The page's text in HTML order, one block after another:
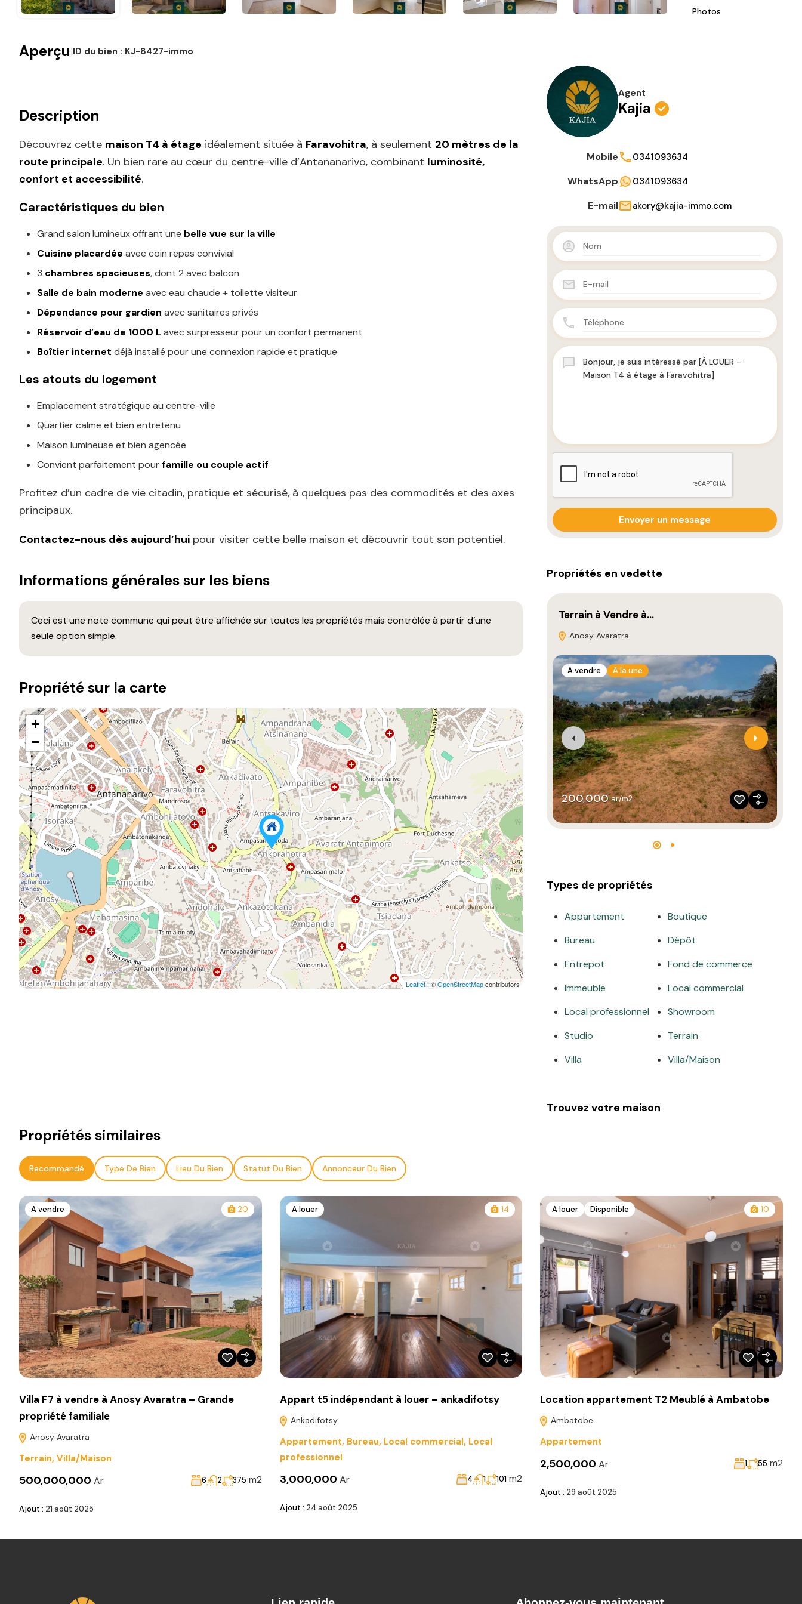
Photos
Aperçu ID du bien : KJ-8427-immo
Description
Découvrez cette maison T4 à étage idéalement située à Faravohitra, à seulement 20 mètres de la
route principale. Un bien rare au cœur du centre-ville d’Antananarivo, combinant luminosité,
confort et accessibilité.
Caractéristiques du bien
Grand salon lumineux offrant une belle vue sur la ville
Cuisine placardée avec coin repas convivial
3 chambres spacieuses, dont 2 avec balcon
Salle de bain moderne avec eau chaude + toilette visiteur
Dépendance pour gardien avec sanitaires privés
Réservoir d’eau de 1000 L avec surpresseur pour un confort permanent
Boîtier internet déjà installé pour une connexion rapide et pratique
Les atouts du logement
Emplacement stratégique au centre-ville
Quartier calme et bien entretenu
Maison lumineuse et bien agencée
Convient parfaitement pourfamille ou couple actif
Profitez d’un cadre de vie citadin, pratique et sécurisé, à quelques pas des commodités et des axes
principaux.
Contactez-nous dès aujourd’hui pour visiter cette belle maison et découvrir tout son potentiel.
Informations générales sur les biens
Ceci est une note commune qui peut être affichée sur toutes les propriétés mais contrôlée à partir d’une
seule option simple.
Propriété sur la carte
+
−
Leaflet| ©OpenStreetMapcontributors
Agent
Kajia
Mobile 0341093634
WhatsApp 0341093634
E-mail akory@kajia-immo.com
Envoyer un message
Propriétés en vedette
Terrain à Vendre à…
Anosy Avaratra
A vendre A la une
200,000 ar/m2
Types de propriétés
Appartement
Boutique
Bureau
Dépôt
Entrepot
Fond de commerce
Immeuble
Local commercial
Local professionnel
Showroom
Studio
Terrain
Villa
Villa/Maison
Trouvez votre maison
Propriétés similaires
Recommandé Type De Bien Lieu Du Bien Statut Du Bien Annonceur Du Bien
A vendre 20
Villa F7 à vendre à Anosy Avaratra – Grande
propriété familiale
Anosy Avaratra
Terrain, Villa/Maison
500,000,000 Ar 6 2 375 m2
Ajout : 21 août 2025
A louer 14
Appart t5 indépendant à louer – ankadifotsy
Ankadifotsy
Appartement, Bureau, Local commercial, Local
professionnel
3,000,000 Ar 4 1 101 m2
Ajout : 24 août 2025
A louer Disponible 10
Location appartement T2 Meublé à Ambatobe
Ambatobe
Appartement
2,500,000 Ar 1 55 m2
Ajout : 29 août 2025